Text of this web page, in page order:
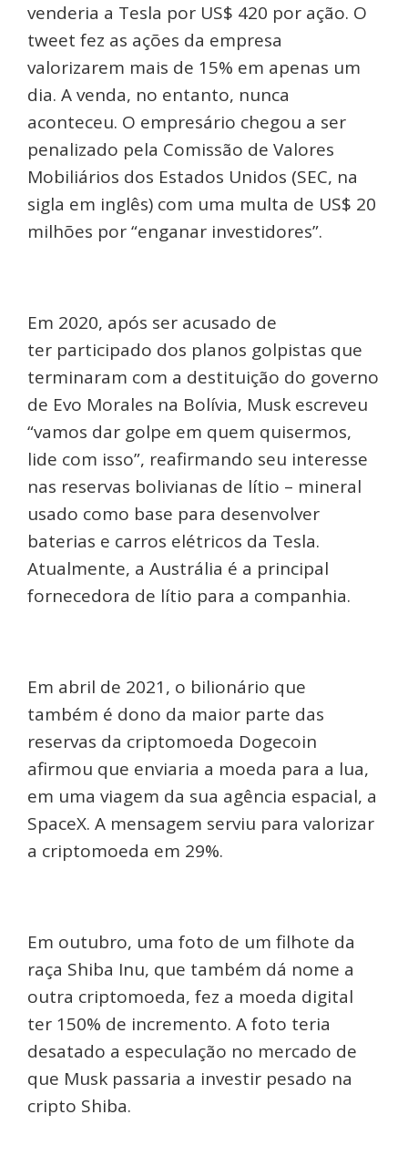
venderia a Tesla por US$ 420 por ação. O
tweet fez as ações da empresa
valorizarem mais de 15% em apenas um
dia. A venda, no entanto, nunca
aconteceu. O empresário chegou a ser
penalizado pela Comissão de Valores
Mobiliários dos Estados Unidos (SEC, na
sigla em inglês) com uma multa de US$ 20
milhões por “enganar investidores”.
Em 2020, após ser acusado de
ter participado dos planos golpistas que
terminaram com a destituição do governo
de Evo Morales na Bolívia, Musk escreveu
“vamos dar golpe em quem quisermos,
lide com isso”, reafirmando seu interesse
nas reservas bolivianas de lítio – mineral
usado como base para desenvolver
baterias e carros elétricos da Tesla.
Atualmente, a Austrália é a principal
fornecedora de lítio para a companhia.
Em abril de 2021, o bilionário que
também é dono da maior parte das
reservas da criptomoeda Dogecoin
afirmou que enviaria a moeda para a lua,
em uma viagem da sua agência espacial, a
SpaceX. A mensagem serviu para valorizar
a criptomoeda em 29%.
Em outubro, uma foto de um filhote da
raça Shiba Inu, que também dá nome a
outra criptomoeda, fez a moeda digital
ter 150% de incremento. A foto teria
desatado a especulação no mercado de
que Musk passaria a investir pesado na
cripto Shiba.